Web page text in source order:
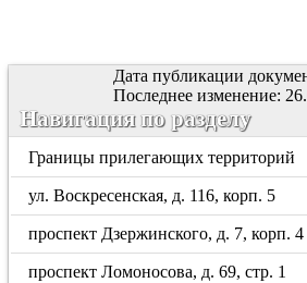
Дата публикации
Последнее изменение:
Навигация по разделу
Границы прилегающих территорий
ул. Воскресенская, д. 116, корп. 5
проспект Дзержинского, д. 7, корп. 4
проспект Ломоносова, д. 69, стр. 1